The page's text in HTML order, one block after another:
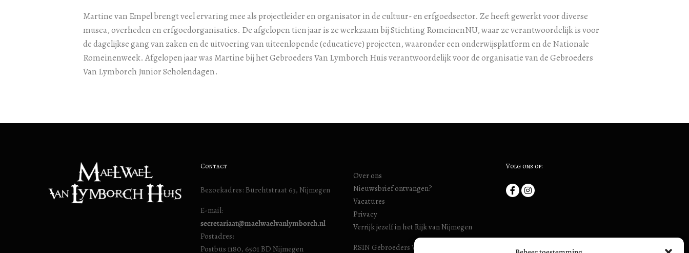
Martine van Empel brengt veel ervaring mee als projectleider en organisator in de cultuur- en erfgoedsector. Ze heeft gewerkt voor diverse
musea, overheden en erfgoedorganisaties. De afgelopen tien jaar is ze werkzaam bij Stichting RomeinenNU, waar ze verantwoordelijk is voor
de dagelijkse gang van zaken en de uitvoering van uiteenlopende (educatieve) projecten, waaronder een onderwijsplatform en de Nationale
Romeinenweek. Afgelopen jaar was Martine bij het Gebroeders Van Lymborch Huis verantwoordelijk voor de organisatie van de Gebroeders
Van Lymborch Junior Scholendagen.
Contact
Bezoekadres: Burchtstraat 63, Nijmegen
E-mail:
secretariaat@maelwaelvanlymborch.nl
Postadres:
Postbus 1180, 6501 BD Nijmegen
Over ons
Nieuwsbrief ontvangen?
Vacatures
Privacy
Verrijk jezelf in het Rijk van Nijmegen
RSIN Gebroeders Van Limburg Huis (ook:
Volg ons op: